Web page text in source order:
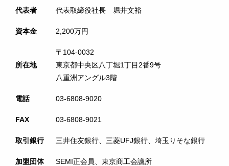
代表者 代表取締役社長 堀井文裕
資本金 2,200万円
所在地
〒104-0032
東京都中央区八丁堀1丁目2番9号
八重洲アングル3階
電話 03-6808-9020
FAX 03-6808-9021
取引銀行 三井住友銀行、三菱UFJ銀行、埼玉りそな銀行
加盟団体 SEMI正会員、東京商工会議所